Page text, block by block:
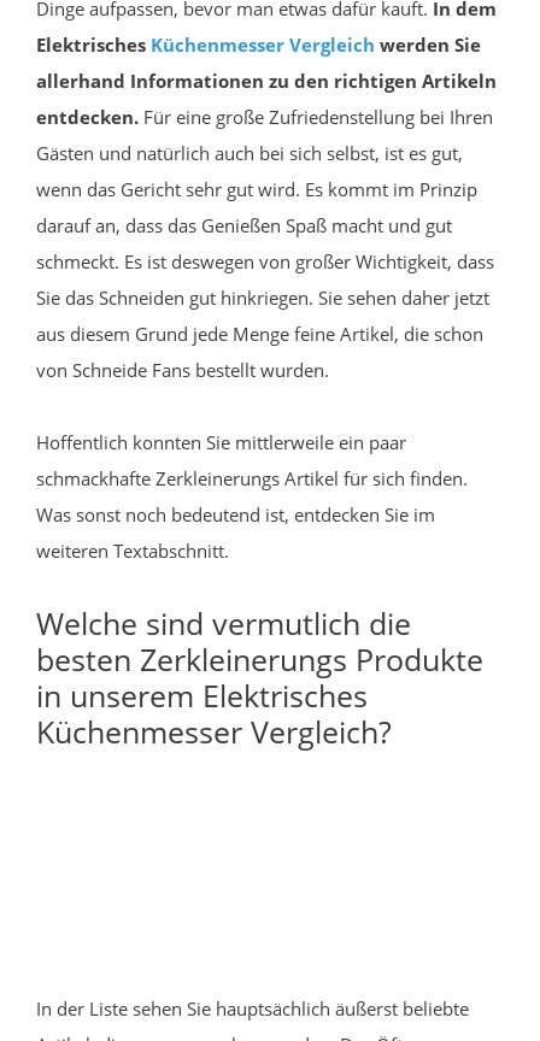
Dinge aufpassen, bevor man etwas dafür kauft. In dem
Elektrisches Küchenmesser Vergleich werden Sie
allerhand Informationen zu den richtigen Artikeln
entdecken. Für eine große Zufriedenstellung bei Ihren
Gästen und natürlich auch bei sich selbst, ist es gut,
wenn das Gericht sehr gut wird. Es kommt im Prinzip
darauf an, dass das Genießen Spaß macht und gut
schmeckt. Es ist deswegen von großer Wichtigkeit, dass
Sie das Schneiden gut hinkriegen. Sie sehen daher jetzt
aus diesem Grund jede Menge feine Artikel, die schon
von Schneide Fans bestellt wurden.
Hoffentlich konnten Sie mittlerweile ein paar
schmackhafte Zerkleinerungs Artikel für sich finden.
Was sonst noch bedeutend ist, entdecken Sie im
weiteren Textabschnitt.
Welche sind vermutlich die
besten Zerkleinerungs Produkte
in unserem Elektrisches
Küchenmesser Vergleich?
In der Liste sehen Sie hauptsächlich äußerst beliebte